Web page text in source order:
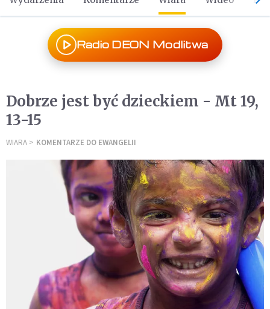
Radio DEON Modlitwa
Dobrze jest być dzieckiem - Mt 19,
13-15
WIARA KOMENTARZE DO EWANGELII